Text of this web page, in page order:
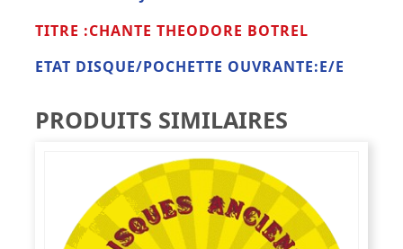
TITRE :CHANTE THEODORE BOTREL
ETAT DISQUE/POCHETTE OUVRANTE:E/E
PRODUITS SIMILAIRES